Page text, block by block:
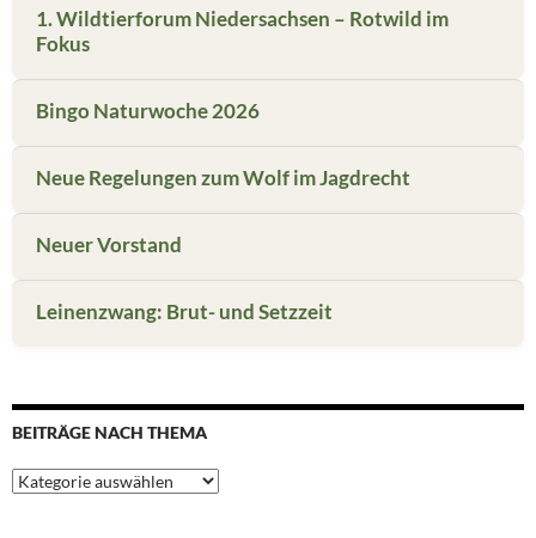
1. Wildtierforum Niedersachsen – Rotwild im
Fokus
Bingo Naturwoche 2026
Neue Regelungen zum Wolf im Jagdrecht
Neuer Vorstand
Leinenzwang: Brut- und Setzzeit
BEITRÄGE NACH THEMA
Beiträge
nach